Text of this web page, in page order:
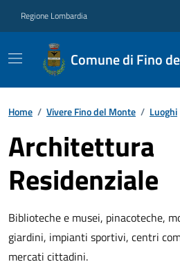
Regione Lombardia
Comune di Fino
Home / Vivere Fino del Monte / Luoghi
Architettura
Residenziale
Biblioteche e musei, pinacoteche,
giardini, impianti sportivi, centri
mercati cittadini.